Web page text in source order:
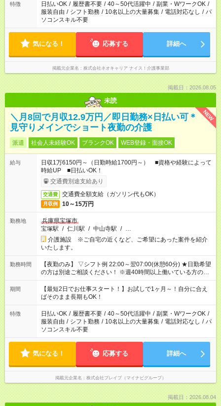
特徴 日払いOK / 履歴書不要 / 40～50代活躍中 / 副業・WワークOK /
服装自由 / シフト勤務 / 10名以上の大量募集 / 電話対応なし / パ
ソコンスキル不要
気になる！ 応募する 詳細へ
掲載元企業名 株式会社ネオキャリア ナイス！介護事業部
掲載日：2026.08.05
未読
NEW
＼月8回で月収12.9万円／即日勤務×日払い可＊
見守りメインでショート夜勤の介護
派遣 社会人未経験OK ブランクOK WEB登録・面接OK
給与
日収1万6150円～（日勤時給1700円～） ■資格や経験によって
時給UP ■日払いOK！
交通費別途支給あり
交通費 交通費全額支給（ガソリン代もOK）
月収例 10～15万円
勤務地
兵庫県宝塚市
宝塚駅 / 仁川駅 / 中山寺駅 / …
介護施設 ※ご自宅の近くなど、ご希望にあった案件を紹介
いたします。
勤務時間
【夜勤のみ】 ▽シフト例 22:00～翌07:00(休憩60分) ★日勤希望
の方は別途ご相談ください！ ※週40時間以上働いている方のW
ワークはNG
期間
【最短2日でお仕事スタート！】お試しで1ヶ月～！自分に合え
ばそのまま長期もOK！
特徴 日払いOK / 履歴書不要 / 40～50代活躍中 / 副業・WワークOK /
服装自由 / シフト勤務 / 10名以上の大量募集 / 電話対応なし / パ
ソコンスキル不要
気になる！ 応募する 詳細へ
掲載元企業名 株式会社ブレイブ（マイナビグループ）
掲載日：2026.08.04